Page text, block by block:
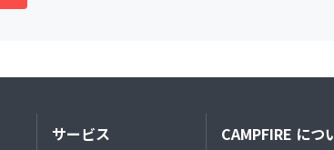
サービス CAMPFIRE につ